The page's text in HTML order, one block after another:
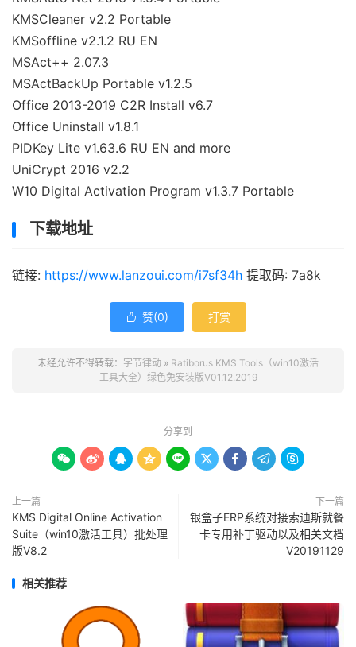
KMSCleaner v2.2 Portable
KMSoffline v2.1.2 RU EN
MSAct++ 2.07.3
MSActBackUp Portable v1.2.5
Office 2013-2019 C2R Install v6.7
Office Uninstall v1.8.1
PIDKey Lite v1.63.6 RU EN and more
UniCrypt 2016 v2.2
W10 Digital Activation Program v1.3.7 Portable
下载地址
链接: https://www.lanzoui.com/i7sf34h 提取码: 7a8k
 赞(0) 打赏
未经允许不得转载： 字节律动 » Ratiborus KMS Tools（win10激活
工具大全）绿色免安装版V01.12.2019
分享到
        
上一篇
KMS Digital Online Activation
Suite（win10激活工具）批处理
版V8.2
下一篇
银盒子ERP系统对接索迪斯就餐
卡专用补丁驱动以及相关文档
V20191129
相关推荐